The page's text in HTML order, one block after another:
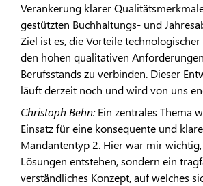
Verankerung klarer
gestützten Buchhaltungs- und
Ziel ist es, die Vorteile
den hohen qualitativen
Berufsstands zu verbinden. Dieser
läuft derzeit noch und wird von uns
Christoph Behn:Ein zentrales Thema
Einsatz für eine konsequente und
Mandantentyp 2. Hier war mir
Lösungen entstehen, sondern ein
verständliches Konzept, auf welches